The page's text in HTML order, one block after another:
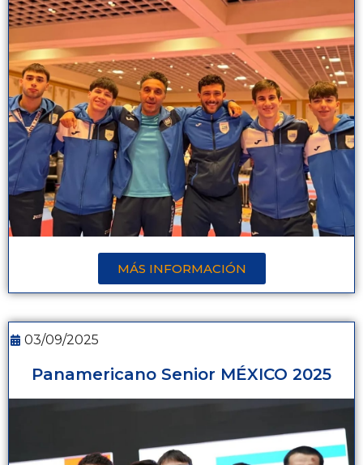
MÁS INFORMACIÓN
03/09/2025
Panamericano Senior MÉXICO 2025